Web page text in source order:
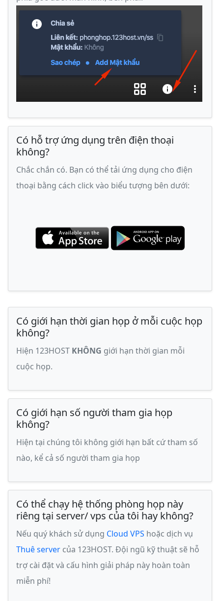
Có hỗ trợ ứng dụng trên điện thoại
không?
Chắc chắn có. Bạn có thể tải ứng dụng cho điện
thoại bằng cách click vào biểu tượng bên dưới:
Có giới hạn thời gian họp ở mỗi cuộc họp
không?
Hiện 123HOST KHÔNG giới hạn thời gian mỗi
cuộc họp.
Có giới hạn số người tham gia họp
không?
Hiện tại chúng tôi không giới hạn bất cứ tham số
nào, kể cả số người tham gia họp
Có thể chạy hệ thống phòng họp này
riêng tại server/ vps của tôi hay không?
Nếu quý khách sử dụng Cloud VPS hoặc dịch vụ
Thuê server của 123HOST. Đội ngũ kỹ thuật sẽ hỗ
trợ cài đặt và cấu hình giải pháp này hoàn toàn
miễn phí!